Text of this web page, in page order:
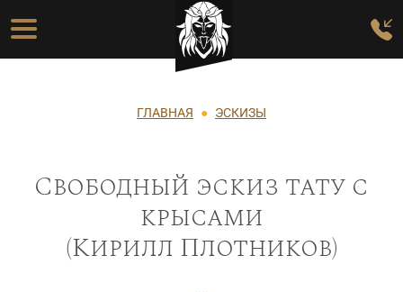
Перейти к основному содержанию
Основная навигация
Строка навигации
ГЛАВНАЯ ЭСКИЗЫ
Свободный эскиз тату с
крысами
(Кирилл Плотников)